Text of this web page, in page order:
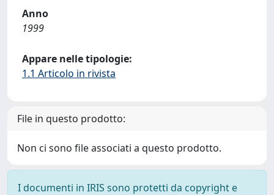
Anno
1999
Appare nelle tipologie:
1.1 Articolo in rivista
File in questo prodotto:
Non ci sono file associati a questo prodotto.
I documenti in IRIS sono protetti da copyright e